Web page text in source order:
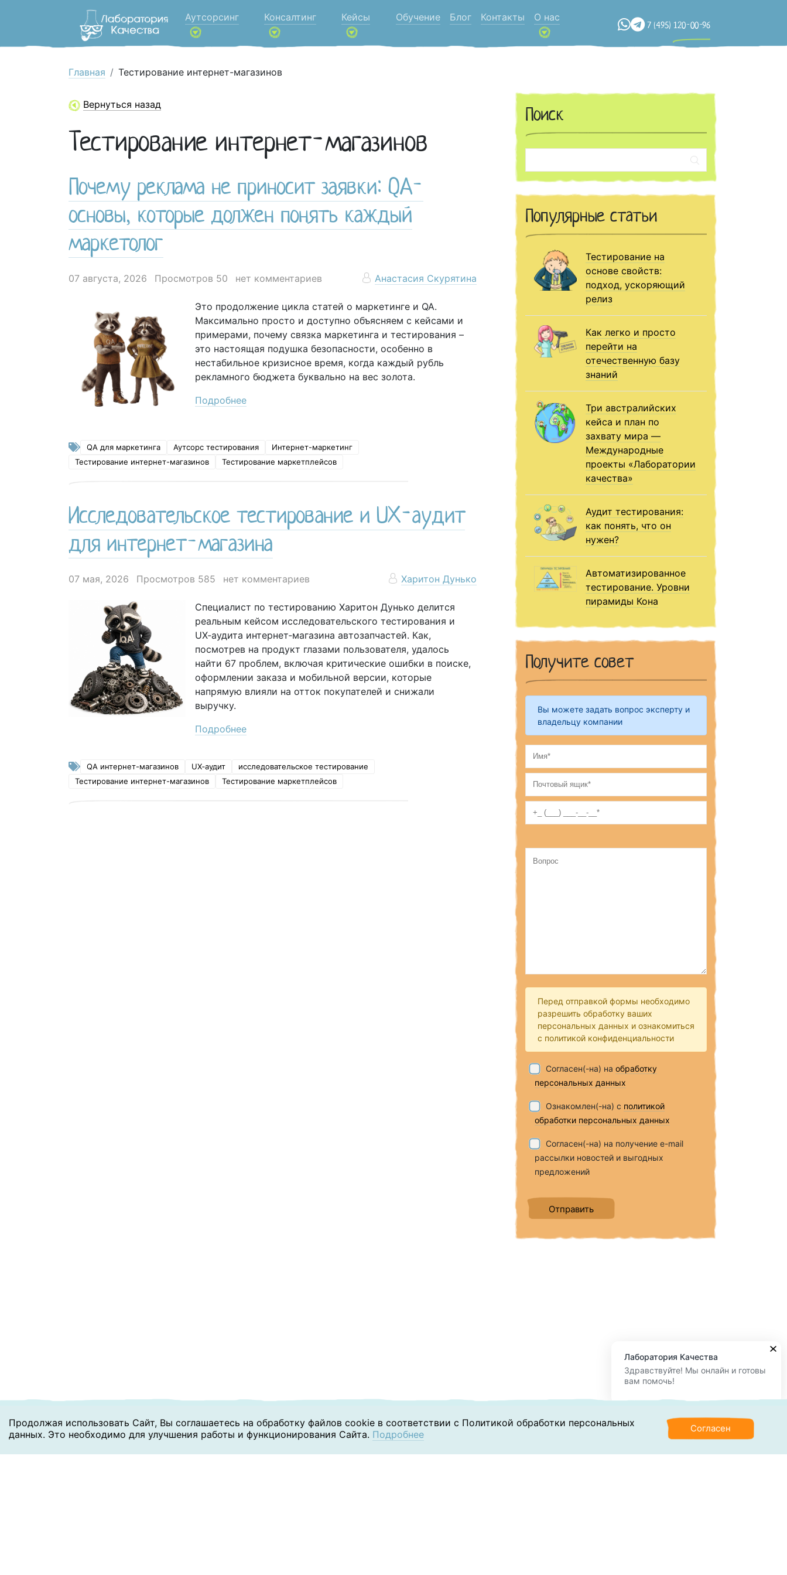
Аутсорсинг Консалтинг Кейсы Обучение Блог Контакты О нас
7 (495) 120-00-96
Главная Тестирование интернет-магазинов
Вернуться назад
Тестирование интернет-магазинов
Почему реклама не приносит заявки: QA-
основы, которые должен понять каждый
маркетолог
07 августа, 2026 Просмотров 50 нет комментариев Анастасия Скурятина
Это продолжение цикла статей о маркетинге и QA.
Максимально просто и доступно объясняем с кейсами и
примерами, почему связка маркетинга и тестирования –
это настоящая подушка безопасности, особенно в
нестабильное кризисное время, когда каждый рубль
рекламного бюджета буквально на вес золота.
Подробнее
QA для маркетинга Аутсорс тестирования
Интернет-маркетинг
Тестирование интернет-магазинов
Тестирование маркетплейсов
Исследовательское тестирование и UX‑аудит
для интернет-магазина
07 мая, 2026 Просмотров 585 нет комментариев Харитон Дунько
Специалист по тестированию Харитон Дунько делится
реальным кейсом исследовательского тестирования и
UX‑аудита интернет‑магазина автозапчастей. Как,
посмотрев на продукт глазами пользователя, удалось
найти 67 проблем, включая критические ошибки в поиске,
оформлении заказа и мобильной версии, которые
напрямую влияли на отток покупателей и снижали
выручку.
Подробнее
QA интернет-магазинов UX‑аудит
исследовательское тестирование
Тестирование интернет-магазинов
Тестирование маркетплейсов
Поиск
Популярные статьи
Тестирование на
основе свойств:
подход, ускоряющий
релиз
Как легко и просто
перейти на
отечественную базу
знаний
Три австралийских
кейса и план по
захвату мира —
Международные
проекты «Лаборатории
качества»
Аудит тестирования:
как понять, что он
нужен?
Автоматизированное
тестирование. Уровни
пирамиды Кона
Получите совет
Вы можете задать вопрос эксперту и
владельцу компании
Перед отправкой формы необходимо
разрешить обработку ваших
персональных данных и ознакомиться
с политикой конфиденциальности
Согласен(-на) на обработку
персональных данных
Ознакомлен(-на) с политикой
обработки персональных данных
Согласен(-на) на получение e-mail
рассылки новостей и выгодных
предложений
Продолжая использовать Сайт, Вы соглашаетесь на обработку файлов cookie в соответствии с Политикой обработки персональных
данных. Это необходимо для улучшения работы и функционирования Сайта. Подробнее
Согласен
Лаборатория Качества
Здравствуйте! Мы онлайн и готовы
вам помочь!